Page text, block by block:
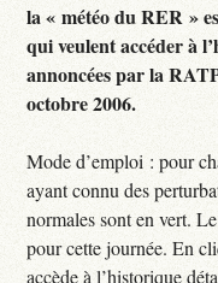
la « météo du RER »
qui veulent accéder à
annoncées par la
octobre 2006.
Mode d’emploi : pour
ayant connu des
normales sont en vert.
pour cette journée. En
accède à l’historique